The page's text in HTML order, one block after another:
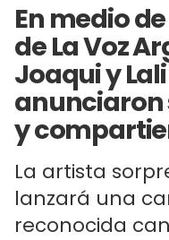
En medio
de La Voz
Joaqui y
anunciaron
y
La artista
lanzará una
reconocida